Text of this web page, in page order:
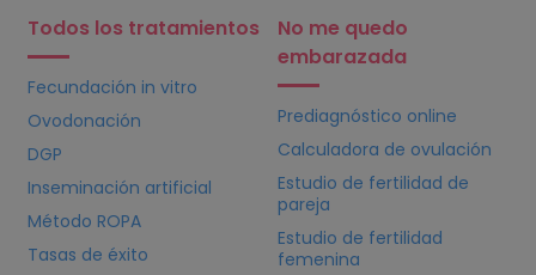
Todos los tratamientos
Fecundación in vitro
Ovodonación
DGP
Inseminación artificial
Método ROPA
Tasas de éxito
No me quedo
embarazada
Prediagnóstico online
Calculadora de ovulación
Estudio de fertilidad de
pareja
Estudio de fertilidad
femenina